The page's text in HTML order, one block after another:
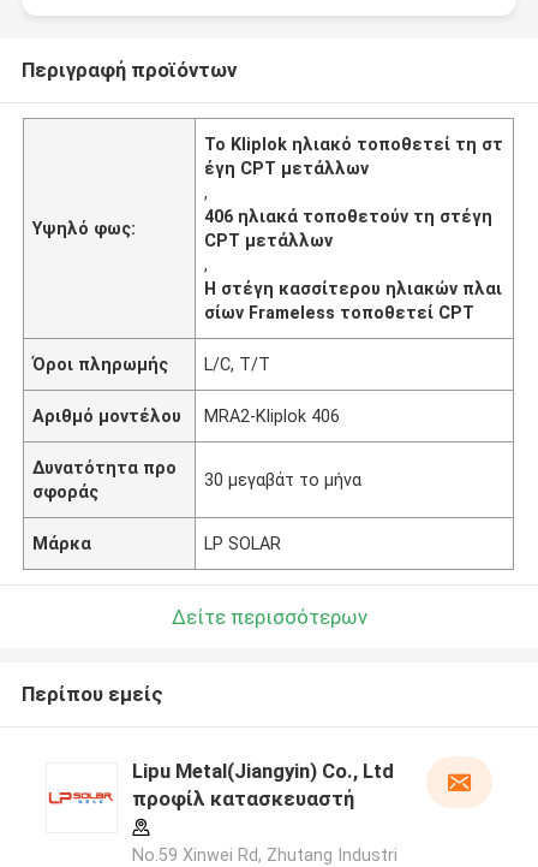
Περιγραφή προϊόντων
Υψηλό φως:
Το Kliplok ηλιακό τοποθετεί τη στ
έγη CPT μετάλλων
,
406 ηλιακά τοποθετούν τη στέγη
CPT μετάλλων
,
Η στέγη κασσίτερου ηλιακών πλαι
σίων Frameless τοποθετεί CPT
Όροι πληρωμής L/C, T/T
Αριθμό μοντέλου MRA2-Kliplok 406
Δυνατότητα προ
σφοράς
30 μεγαβάτ το μήνα
Μάρκα LP SOLAR
Δείτε περισσότερων
Περίπου εμείς
Lipu Metal(Jiangyin) Co., Ltd
προφίλ κατασκευαστή
No.59 Xinwei Rd, Zhutang Industri